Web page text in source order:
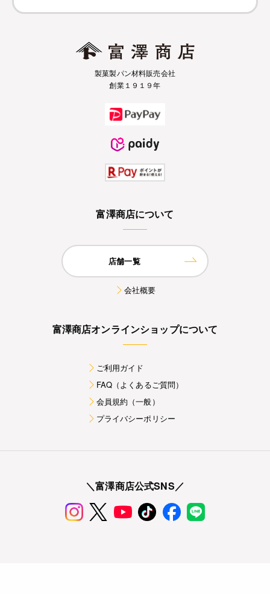
製菓製パン材料販売会社
創業１９１９年
富澤商店について
店舗一覧
会社概要
富澤商店オンラインショップについて
ご利用ガイド
FAQ（よくあるご質問）
会員規約（一般）
プライバシーポリシー
＼富澤商店公式SNS／